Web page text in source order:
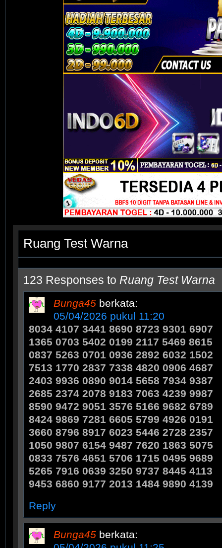
Ruang Test Warna
123 Responses to Ruang Test Warna
Bunga45 berkata:
05/04/2026 pukul 11:20
8034 4107 3441 8690 8723 9301 6907
1365 0703 5402 0199 2117 5469 8615
0837 5263 0701 0936 2892 6032 1502
7513 1770 2837 7338 4820 0906 4687
2403 9936 0890 9014 5658 7934 9387
2685 2374 2078 9183 7063 4239 9987
8590 9472 9051 3576 5166 9682 6789
8424 9869 7281 6605 5799 4926 0191
3660 8796 8917 6023 5446 2728 2357
1050 9807 6154 9487 7620 1863 5075
0833 7576 4651 5706 1715 0495 9689
5265 7916 0639 3250 9737 8445 4113
9453 6860 9177 2013 1484 9890 4139
Reply
Bunga45 berkata: